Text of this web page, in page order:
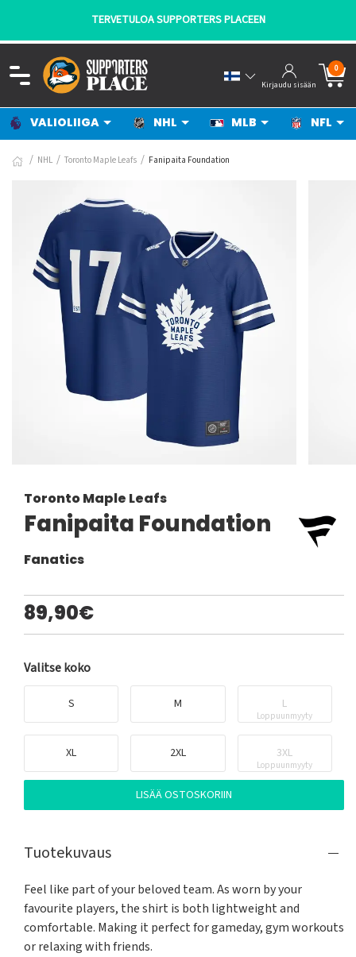
TERVETULOA SUPPORTERS PLACEEN
Kirjaudu sisään
0
VALIOLIIGA NHL MLB NFL
NHL Toronto Maple Leafs Fanipaita Foundation
Toronto Maple Leafs
Fanipaita Foundation
Fanatics
89,90€
Valitse koko
S M L
Loppuunmyyty
XL 2XL 3XL
Loppuunmyyty
LISÄÄ OSTOSKORIIN
Tuotekuvaus
Feel like part of your beloved team. As worn by your
favourite players, the shirt is both lightweight and
comfortable. Making it perfect for gameday, gym workouts
or relaxing with friends.